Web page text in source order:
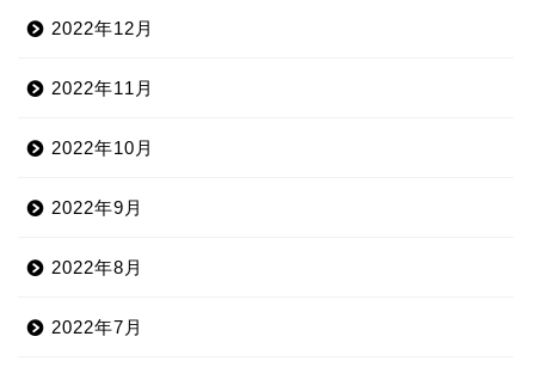
2022年12月
2022年11月
2022年10月
2022年9月
2022年8月
2022年7月